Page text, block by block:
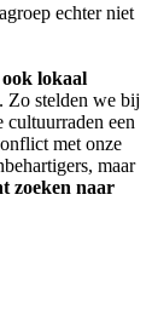
echter niet
ook lokaal
Zo stelden we bij
een
met onze
maar
zoeken naar